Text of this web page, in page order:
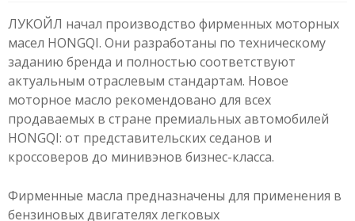
ЛУКОЙЛ начал производство фирменных моторных
масел HONGQI. Они разработаны по техническому
заданию бренда и полностью соответствуют
актуальным отраслевым стандартам. Новое
моторное масло рекомендовано для всех
продаваемых в стране премиальных автомобилей
HONGQI: от представительских седанов и
кроссоверов до минивэнов бизнес-класса.​
Фирменные масла предназначены для применения в
бензиновых двигателях легковых